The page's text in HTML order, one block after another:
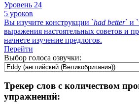
Уровень 24
5 уроков
Вы изучите конструкции `had better` и `
выражения настоятельных советов и
начнете изучение предлогов.
Перейти
Выбор голоса озвучки:
Трекер слов с количеством
упражнений: